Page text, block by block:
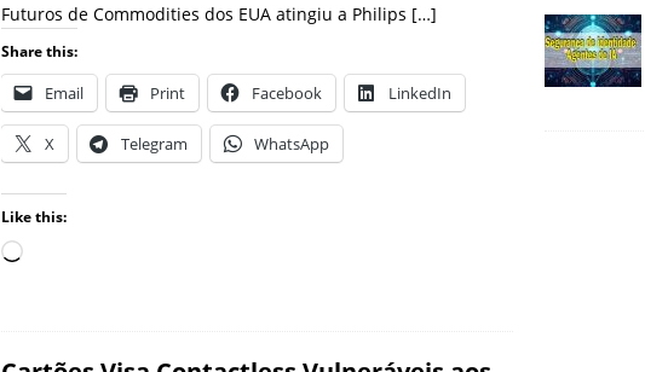
Futuros de Commodities dos EUA atingiu a Philips […]
Share this:
Email Print Facebook LinkedIn
X Telegram WhatsApp
Like this: